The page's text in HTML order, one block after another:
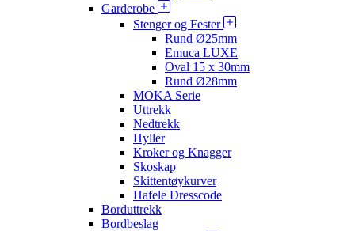
Garderobe
Stenger og Fester
Rund Ø25mm
Emuca LUXE
Oval 15 x 30mm
Rund Ø28mm
MOKA Serie
Uttrekk
Nedtrekk
Hyller
Kroker og Knagger
Skoskap
Skittentøykurver
Hafele Dresscode
Borduttrekk
Bordbeslag